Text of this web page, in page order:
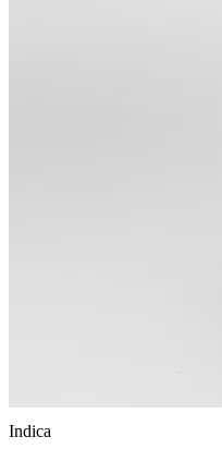
Indica